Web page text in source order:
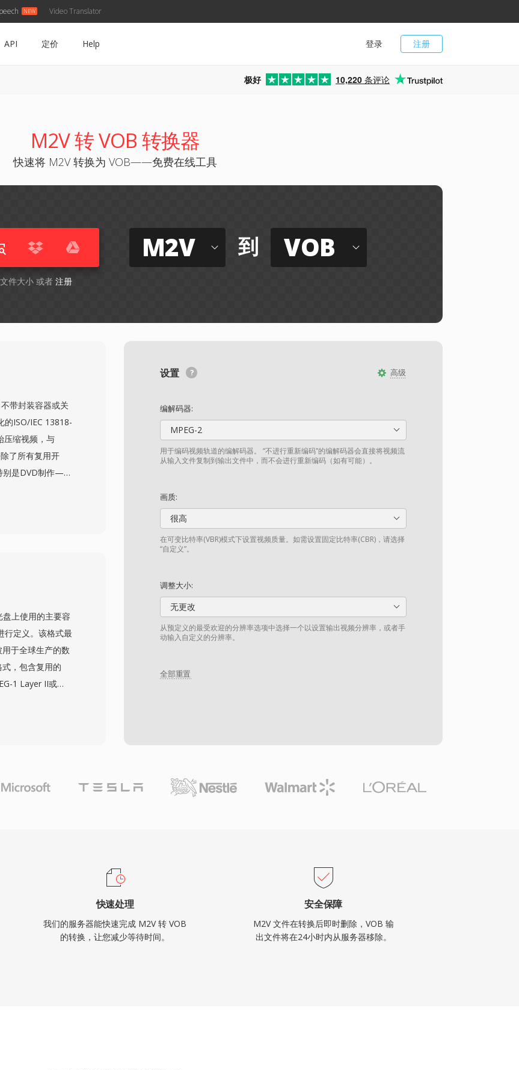
Video Translator
注册
登录
API 定价 Help
极好 10,220 条评论
M2V 转 VOB 转换器
快速将 M2V 转换为 VOB——免费在线工具
件大小 或者 注册
M2V 到 VOB
高级
设置
编解码器:
MPEG-2
用于编码视频轨道的编解码器。 “不进行重新编码”的编解码器会直接将视频流
从输入文件复制到输出文件中，而不会进行重新编码（如有可能）。
画质:
很高
在可变比特率(VBR)模式下设置视频质量。如需设置固定比特率(CBR)，请选择
“自定义”。
调整大小:
无更改
从预定义的最受欢迎的分辨率选项中选择一个以设置输出视频分辨率，或者手
动输入自定义的分辨率。
全部重置
带封装容器或关
的ISO/IEC 13818-
压缩视频，与
了所有复用开
别是DVD制作——
终容器格式中。
制作和广播准备工
上使用的主要容
行定义。该格式最
于全球生产的数
，包含复用的
1 Layer II或
为位图叠加层的
音视频合计比特
到单个节目流
快速处理
我们的服务器能快速完成 M2V 转 VOB
的转换，让您减少等待时间。
安全保障
M2V 文件在转换后即时删除，VOB 输
出文件将在24小时内从服务器移除。